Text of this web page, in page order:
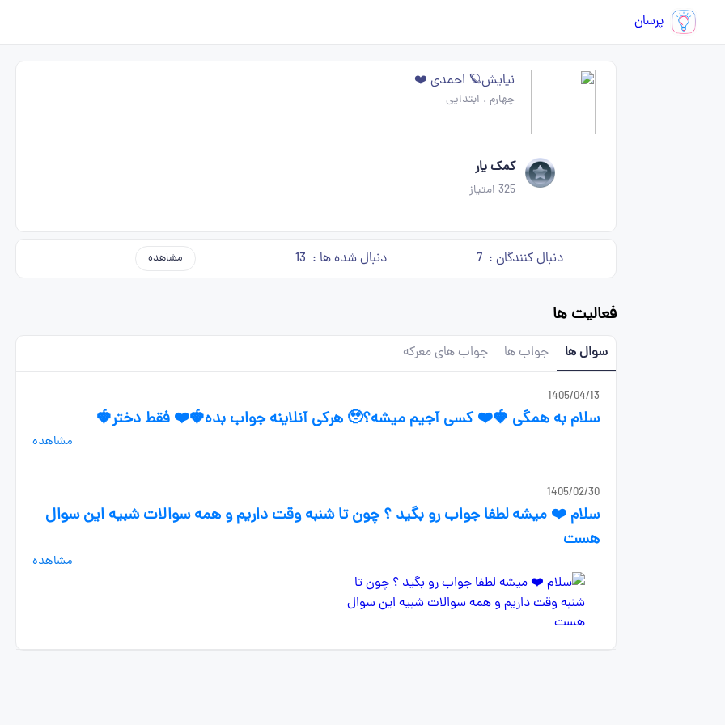
پرسان
نیایش🪐 احمدی ❤️
چهارم . ابتدایی
کمک یار
325 امتیاز
دنبال کنندگان : 7 دنبال شده ها : 13 مشاهده
فعالیت ها
سوال ها جواب ها جواب های معرکه
1405/04/13
سلام به همگی 🍓❤️ کسی آجیم میشه؟🥹 هرکی آنلاینه جواب بده🍓❤️ فقط دختر🍓
مشاهده
1405/02/30
سلام ❤️ میشه لطفا جواب رو بگید ؟ چون تا شنبه وقت داریم و همه سوالات شبیه این سوال
هست
مشاهده